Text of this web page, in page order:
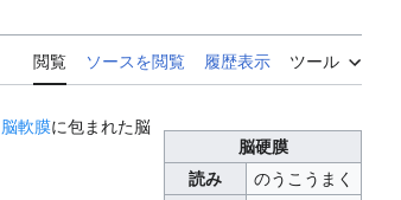
閲覧 ソースを閲覧 履歴表示 ツール
脳硬膜
読み
のうこうまく
脳軟膜に包まれた脳